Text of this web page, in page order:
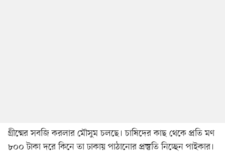
গ্রীষ্মের সবজি করলার মৌসুম চলছে। চাষিদের কাছ থেকে প্রতি মণ
৮০০ টাকা দরে কিনে তা ঢাকায় পাঠানোর প্রস্তুতি নিচ্ছেন পাইকার।